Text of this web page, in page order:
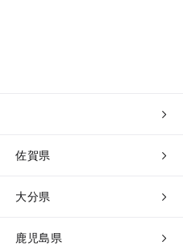
佐賀県
大分県
鹿児島県